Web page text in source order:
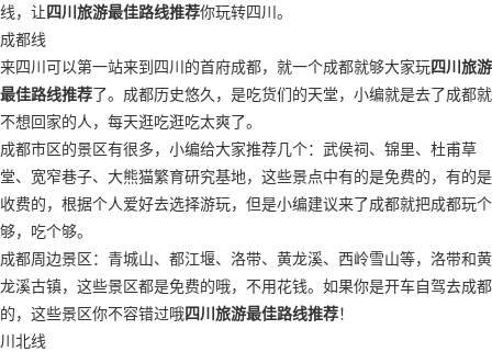
线，让四川旅游最佳路线推荐你玩转四川。
成都线
来四川可以第一站来到四川的首府成都，就一个成都就够大家玩四川旅游
最佳路线推荐了。成都历史悠久，是吃货们的天堂，小编就是去了成都就
不想回家的人，每天逛吃逛吃太爽了。
成都市区的景区有很多，小编给大家推荐几个：武侯祠、锦里、杜甫草
堂、宽窄巷子、大熊猫繁育研究基地，这些景点中有的是免费的，有的是
收费的，根据个人爱好去选择游玩，但是小编建议来了成都就把成都玩个
够，吃个够。
成都周边景区：青城山、都江堰、洛带、黄龙溪、西岭雪山等，洛带和黄
龙溪古镇，这些景区都是免费的哦，不用花钱。如果你是开车自驾去成都
的，这些景区你不容错过哦四川旅游最佳路线推荐！
川北线